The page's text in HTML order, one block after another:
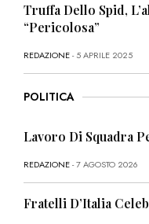
Truffa Dello Spid,
“Pericolosa”
REDAZIONE- 5 APRILE 2025
POLITICA
Lavoro Di Squadra
REDAZIONE- 7 AGOSTO 2026
Fratelli D’Italia